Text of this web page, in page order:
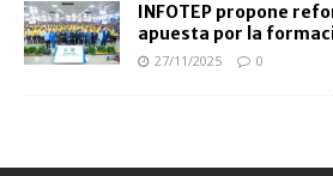
INFOTEP propone
apuesta por la
27/11/2025 0